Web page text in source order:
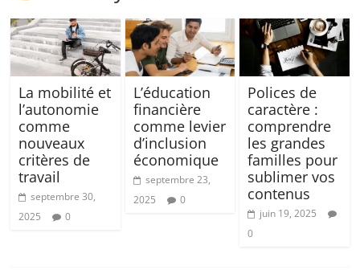
La mobilité et
l’autonomie
comme
nouveaux
critères de
travail
septembre 30,
2025
0
L’éducation
financière
comme levier
d’inclusion
économique
septembre 23,
2025
0
Polices de
caractère :
comprendre
les grandes
familles pour
sublimer vos
contenus
juin 19, 2025
0